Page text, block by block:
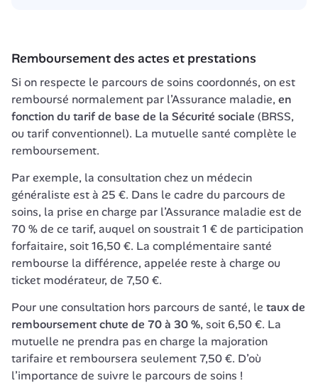
Remboursement des actes et prestations
Si on respecte le parcours de soins coordonnés, on est
remboursé normalement par l’Assurance maladie, en
fonction du tarif de base de la Sécurité sociale (BRSS,
ou tarif conventionnel). La mutuelle santé complète le
remboursement.
Par exemple, la consultation chez un médecin
généraliste est à 25 €. Dans le cadre du parcours de
soins, la prise en charge par l’Assurance maladie est de
70 % de ce tarif, auquel on soustrait 1 € de participation
forfaitaire, soit 16,50 €. La complémentaire santé
rembourse la différence, appelée reste à charge ou
ticket modérateur, de 7,50 €.
Pour une consultation hors parcours de santé, le taux de
remboursement chute de 70 à 30 %, soit 6,50 €. La
mutuelle ne prendra pas en charge la majoration
tarifaire et remboursera seulement 7,50 €. D’où
l’importance de suivre le parcours de soins !